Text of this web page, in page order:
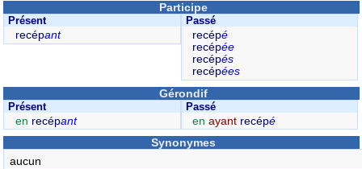
Participe
Présent
recépant
Passé
recépé
recépée
recépés
recépées
Gérondif
Présent
en recépant
Passé
enayant recépé
Synonymes
aucun